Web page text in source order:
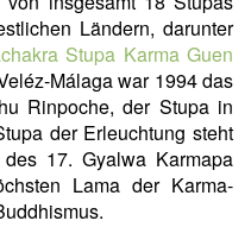
Ländern, darunter
Stupa Karma Guen
Málaga war 1994 das
Rinpoche, der Stupa in
der Erleuchtung steht
17. Gyalwa Karmapa
Lama der Karma-